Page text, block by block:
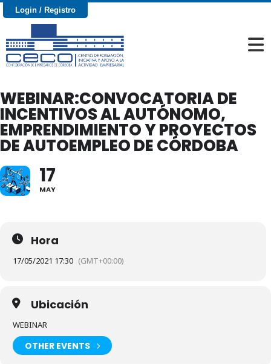
Login / Registro
WEBINAR:CONVOCATORIA DE
INCENTIVOS AL AUTÓNOMO,
EMPRENDIMIENTO Y PROYECTOS
DE AUTOEMPLEO DE CÓRDOBA
17
MAY
Hora
17/05/2021 17:30 (GMT+00:00)
Ubicación
WEBINAR
OTHER EVENTS